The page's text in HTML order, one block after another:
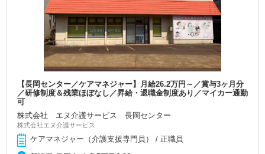
【長岡センター／ケアマネジャー】月給26.2万円～／賞与3ヶ月分
／研修制度＆残業ほぼなし／昇給・退職金制度あり／マイカー通勤
可
株式会社 エヌ介護サービス 長岡センター
株式会社エヌ介護サービス
ケアマネジャー（介護支援専門員） / 正職員